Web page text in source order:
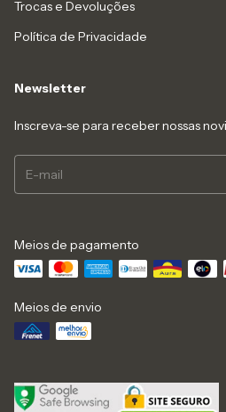
Trocas e Devoluções
Política de Privacidade
Newsletter
Inscreva-se para receber nossas
Meios de pagamento
Meios de envio